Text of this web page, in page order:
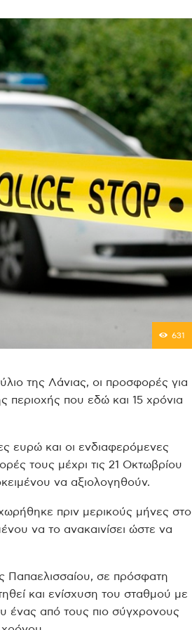
631
της Λάνιας, οι προσφορές για
περιοχής που εδώ και 15 χρόνια
ευρώ και οι ενδιαφερόμενες
τους μέχρι τις 21 Οκτωβρίου
να αξιολογηθούν.
πριν μερικούς μήνες στο
να το ανακαινίσει ώστε να
Παπαελισσαίου, σε πρόσφατη
και ενίσχυση του σταθμού με
ένας από τους πιο σύγχρονους